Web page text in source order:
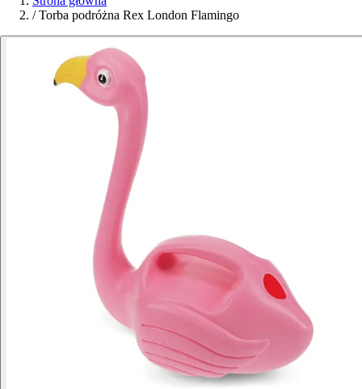
/ Torba podróżna Rex London Flamingo